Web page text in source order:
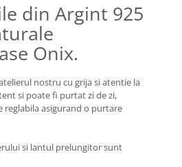
din Argint 925
Onix.
nostru cu grija si atentie la
si poate fi purtat zi de zi,
reglabila asigurand o purtare
si lantul prelungitor sunt